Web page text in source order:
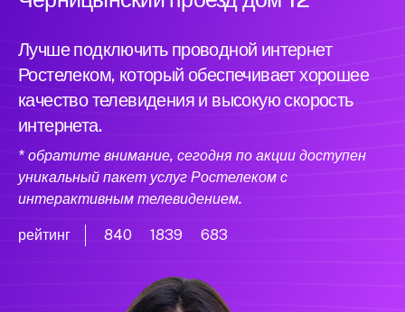
Лучше подключить проводной интернет
Ростелеком, который обеспечивает хорошее
качество телевидения и высокую скорость
интернета.
* обратите внимание, сегодня по акции доступен
уникальный пакет услуг Ростелеком с
интерактивным телевидением.
рейтинг 840 1839 683